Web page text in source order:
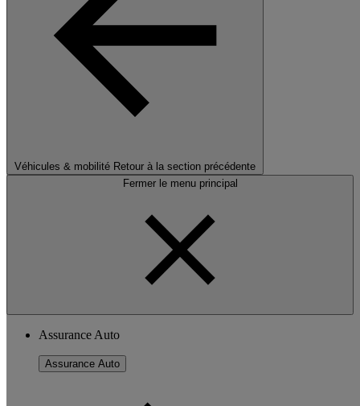
Véhicules & mobilité Retour à la section précédente
Fermer le menu principal
Assurance Auto
Assurance Auto